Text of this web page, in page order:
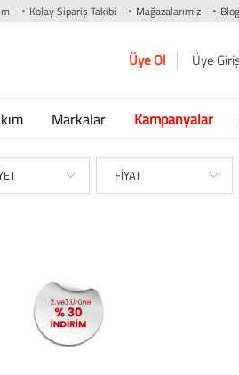
Kolay Sipariş Takibi Mağazalarımız Blog
Üye Ol Üye
Markalar Kampanyalar
FİYAT